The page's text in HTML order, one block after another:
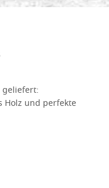
Holz und perfekte